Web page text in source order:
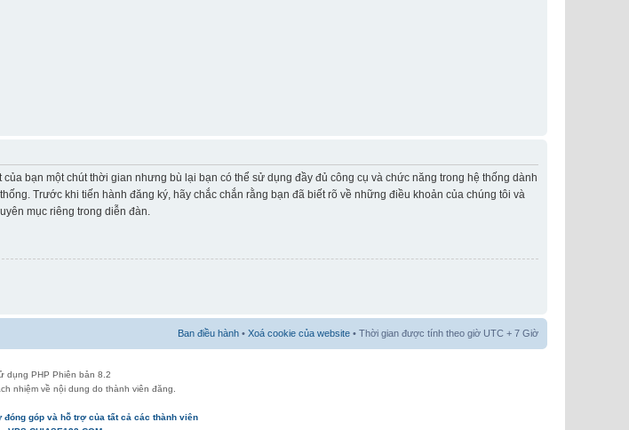
bạn một chút thời gian nhưng bù lại bạn có thể sử dụng đầy đủ công cụ và chức năng trong hệ thống dành
Trước khi tiến hành đăng ký, hãy chắc chắn rằng bạn đã biết rõ về những điều khoản của chúng tôi và
mục riêng trong diễn đàn.
Ban điều hành • Xoá cookie của website • Thời gian được tính theo giờ UTC + 7 Giờ
dụng PHP Phiên bản 8.2
nhiệm về nội dung do thành viên đăng.
góp và hỗ trợ của tất cả các thành viên